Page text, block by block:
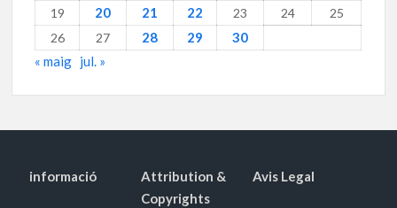
19
20 21 22 23 24
25
26
27 28 29
30
« maig jul. »
informació
Attribution &
Copyrights
Avis Legal